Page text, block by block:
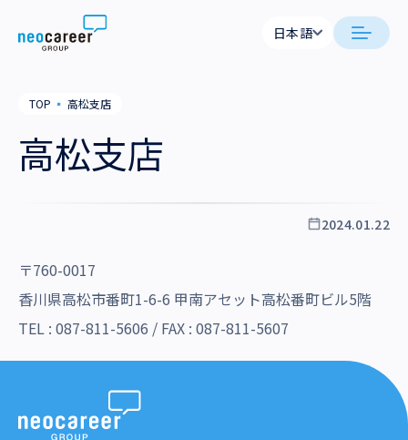
Skip to content
日本語
代表メッセージ
事業内容
業務支援
拠点一覧
沿革・受賞歴
サステナビリティ
日本語
TOP ▪ 高松支店
高松支店
2024.01.22
〒760-0017
香川県高松市番町1-6-6 甲南アセット高松番町ビル5階
TEL : 087-811-5606 / FAX : 087-811-5607